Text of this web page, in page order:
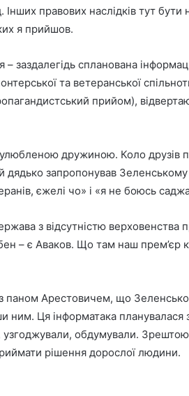
Інших правових наслідків тут
я прийшов.
– заздалегідь спланована
та ветеранської
прийом),
дружиною. Коло друзів
дядько запропонував
єжелі чо» і «я не боюсь
з відсутністю
– є Аваков. Що там наш прем’єр
паном Арестовичем, що
ним. Ця інформатака планувалася
обдумували.
рішення дорослої людини.